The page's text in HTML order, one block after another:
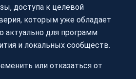
доступа к целевой
которым уже обладает
актуально для программ
и локальных сообществ.
или отказаться от